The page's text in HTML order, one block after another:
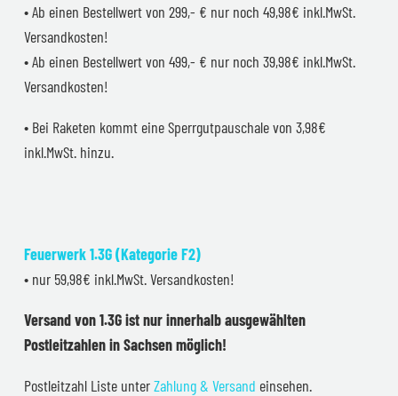
• Ab einen Bestellwert von 299,- € nur noch 49,98€ inkl.MwSt.
Versandkosten!
• Ab einen Bestellwert von 499,- € nur noch 39,98€ inkl.MwSt.
Versandkosten!
• Bei Raketen kommt eine Sperrgutpauschale von 3,98€
inkl.MwSt. hinzu.
Feuerwerk 1.3G (Kategorie F2)
• nur 59,98€ inkl.MwSt. Versandkosten!
Versand von 1.3G ist nur innerhalb ausgewählten
Postleitzahlen in Sachsen möglich!
Postleitzahl Liste unterZahlung & Versand einsehen.